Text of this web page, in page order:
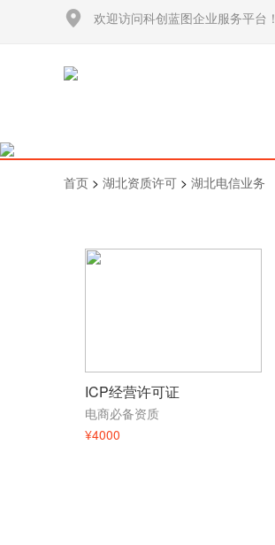
欢迎访问科创蓝图企业服务平台！
首页 > 湖北资质许可 > 湖北电信业务
ICP经营许可证
电商必备资质
¥4000